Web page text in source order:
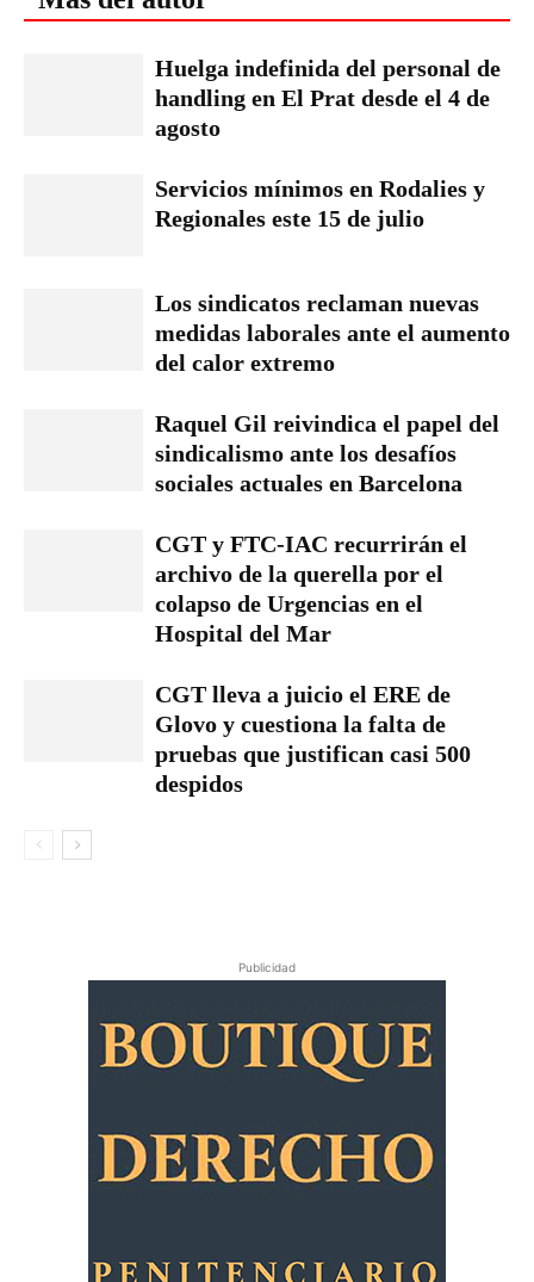
Huelga indefinida del personal de
handling en El Prat desde el 4 de
agosto
Servicios mínimos en Rodalies y
Regionales este 15 de julio
Los sindicatos reclaman nuevas
medidas laborales ante el aumento
del calor extremo
Raquel Gil reivindica el papel del
sindicalismo ante los desafíos
sociales actuales en Barcelona
CGT y FTC-IAC recurrirán el
archivo de la querella por el
colapso de Urgencias en el
Hospital del Mar
CGT lleva a juicio el ERE de
Glovo y cuestiona la falta de
pruebas que justifican casi 500
despidos
Publicidad